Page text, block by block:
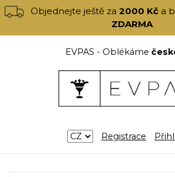
Objednejte ještě za2000 Kč a
ZDARMA
EVPAS - Oblékáme
Registrace